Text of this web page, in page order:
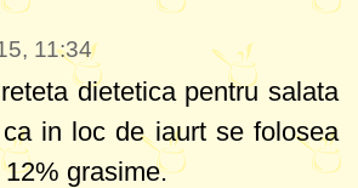
11:34
dietetica pentru salata
in loc de iaurt se folosea
grasime.